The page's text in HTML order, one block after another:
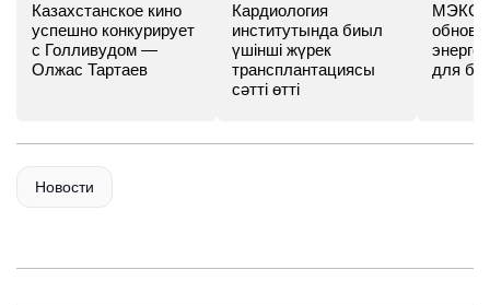
Казахстанское кино
успешно конкурирует
с Голливудом —
Олжас Тартаев
Кардиология
институтында биыл
үшінші жүрек
трансплантациясы
сәтті өтті
МЭКС -
для
Новости